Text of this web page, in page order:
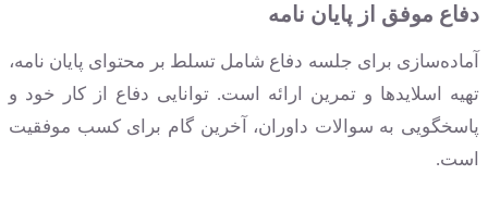
دفاع موفق از پایان نامه
آماده‌سازی برای جلسه دفاع شامل تسلط بر محتوای پایان نامه،
تهیه اسلایدها و تمرین ارائه است. توانایی دفاع از کار خود و
پاسخگویی به سوالات داوران، آخرین گام برای کسب موفقیت
است.